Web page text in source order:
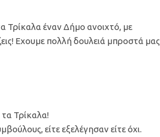
Τρίκαλα έναν Δήμο ανοιχτό, με
Εχουμε πολλή δουλειά μπροστά μας
Τρίκαλα!
είτε εξελέγησαν είτε όχι.